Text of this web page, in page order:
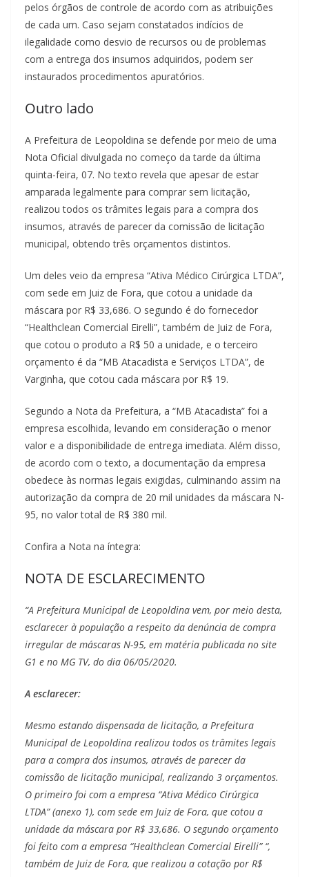
pelos órgãos de controle de acordo com as atribuições
de cada um. Caso sejam constatados indícios de
ilegalidade como desvio de recursos ou de problemas
com a entrega dos insumos adquiridos, podem ser
instaurados procedimentos apuratórios.
Outro lado
A Prefeitura de Leopoldina se defende por meio de uma
Nota Oficial divulgada no começo da tarde da última
quinta-feira, 07. No texto revela que apesar de estar
amparada legalmente para comprar sem licitação,
realizou todos os trâmites legais para a compra dos
insumos, através de parecer da comissão de licitação
municipal, obtendo três orçamentos distintos.
Um deles veio da empresa “Ativa Médico Cirúrgica LTDA”,
com sede em Juiz de Fora, que cotou a unidade da
máscara por R$ 33,686. O segundo é do fornecedor
“Healthclean Comercial Eirelli”, também de Juiz de Fora,
que cotou o produto a R$ 50 a unidade, e o terceiro
orçamento é da “MB Atacadista e Serviços LTDA”, de
Varginha, que cotou cada máscara por R$ 19.
Segundo a Nota da Prefeitura, a “MB Atacadista” foi a
empresa escolhida, levando em consideração o menor
valor e a disponibilidade de entrega imediata. Além disso,
de acordo com o texto, a documentação da empresa
obedece às normas legais exigidas, culminando assim na
autorização da compra de 20 mil unidades da máscara N-
95, no valor total de R$ 380 mil.
Confira a Nota na íntegra:
NOTA DE ESCLARECIMENTO
“A Prefeitura Municipal de Leopoldina vem, por meio desta,
esclarecer à população a respeito da denúncia de compra
irregular de máscaras N-95, em matéria publicada no site
G1 e no MG TV, do dia 06/05/2020.
A esclarecer:
Mesmo estando dispensada de licitação, a Prefeitura
Municipal de Leopoldina realizou todos os trâmites legais
para a compra dos insumos, através de parecer da
comissão de licitação municipal, realizando 3 orçamentos.
O primeiro foi com a empresa “Ativa Médico Cirúrgica
LTDA” (anexo 1), com sede em Juiz de Fora, que cotou a
unidade da máscara por R$ 33,686. O segundo orçamento
foi feito com a empresa “Healthclean Comercial Eirelli” “,
também de Juiz de Fora, que realizou a cotação por R$